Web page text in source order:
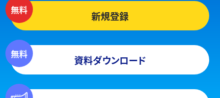
新規登録
資料ダウンロード